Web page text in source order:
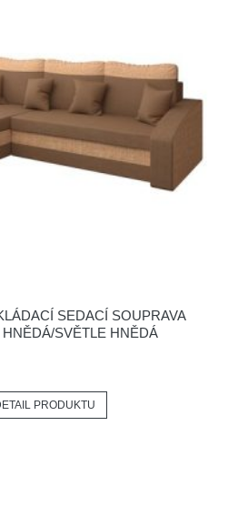
SEDACÍ SOUPRAVA
HNĚDÁ/SVĚTLE HNĚDÁ
PRODUKTU